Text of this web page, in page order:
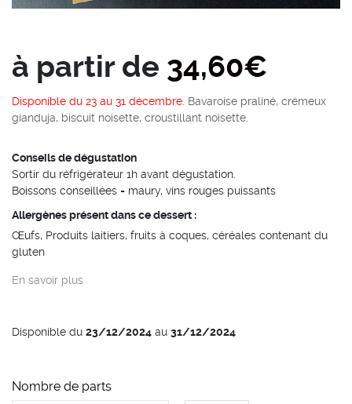
à partir de 34,60€
Disponible du 23 au 31 décembre. Bavaroise praliné, crémeux
gianduja, biscuit noisette, croustillant noisette.
Conseils de dégustation
Sortir du réfrigérateur 1h avant dégustation.
Boissons conseillées = maury, vins rouges puissants
Allergènes présent dans ce dessert :
Œufs, Produits laitiers, fruits à coques, céréales contenant du
gluten
En savoir plus
Disponible du 23/12/2024 au 31/12/2024
Nombre de parts